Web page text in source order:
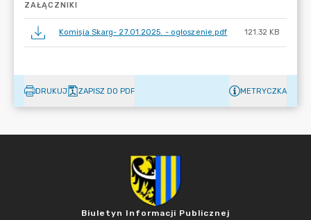
ZAŁĄCZNIKI
Komisja Skarg- 27.01.2025. - ogłoszenie.pdf 121.32 KB
DRUKUJ ZAPISZ DO PDF METRYCZKA
Biuletyn Informacji Publicznej